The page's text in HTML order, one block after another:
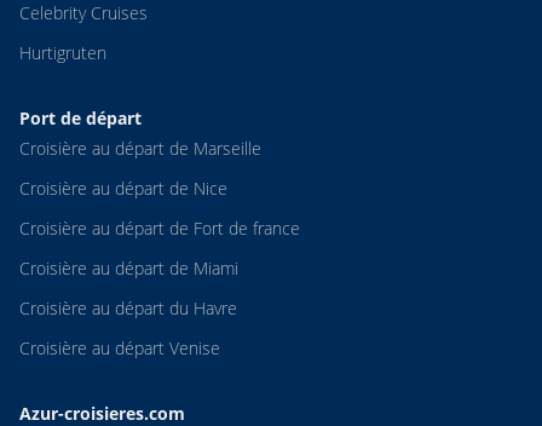
Celebrity Cruises
Hurtigruten
Port de départ
Croisière au départ de Marseille
Croisière au départ de Nice
Croisière au départ de Fort de france
Croisière au départ de Miami
Croisière au départ du Havre
Croisière au départ Venise
Azur-croisieres.com